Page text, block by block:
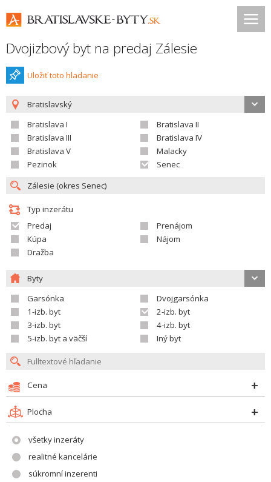
Dvojizbový byt na predaj Zálesie
Uložiť toto hladanie
Bratislavský
Bratislava I
Bratislava II
Bratislava III
Bratislava IV
Bratislava V
Malacky
Pezinok
Senec
Typ inzerátu
Predaj
Prenájom
Kúpa
Nájom
Dražba
Byty
Garsónka
Dvojgarsónka
1-izb. byt
2-izb. byt
3-izb. byt
4-izb. byt
5-izb. byt a väčší
Iný byt
Cena
Plocha
všetky inzeráty
realitné kancelárie
súkromní inzerenti